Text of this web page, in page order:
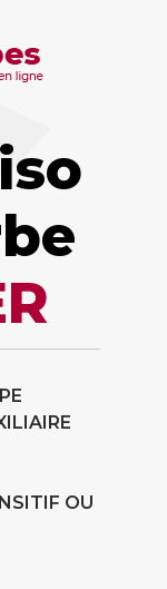
OU